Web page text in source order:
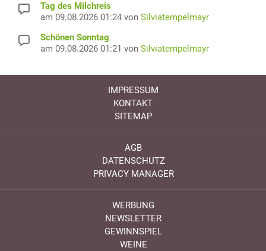
Tag des Milchreis
am 09.08.2026 01:24 von Silviatempelmayr
Schönen Sonntag
am 09.08.2026 01:21 von Silviatempelmayr
IMPRESSUM
KONTAKT
SITEMAP
AGB
DATENSCHUTZ
PRIVACY MANAGER
WERBUNG
NEWSLETTER
GEWINNSPIEL
WEINE